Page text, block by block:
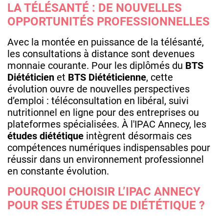
LA TÉLÉSANTÉ : DE NOUVELLES
OPPORTUNITÉS PROFESSIONNELLES
Avec la montée en puissance de la télésanté,
les consultations à distance sont devenues
monnaie courante. Pour les diplômés du BTS
Diététicien et BTS Diététicienne, cette
évolution ouvre de nouvelles perspectives
d’emploi : téléconsultation en libéral, suivi
nutritionnel en ligne pour des entreprises ou
plateformes spécialisées. À l'IPAC Annecy, les
études diététique intègrent désormais ces
compétences numériques indispensables pour
réussir dans un environnement professionnel
en constante évolution.
POURQUOI CHOISIR L’IPAC ANNECY
POUR SES ÉTUDES DE DIÉTÉTIQUE ?